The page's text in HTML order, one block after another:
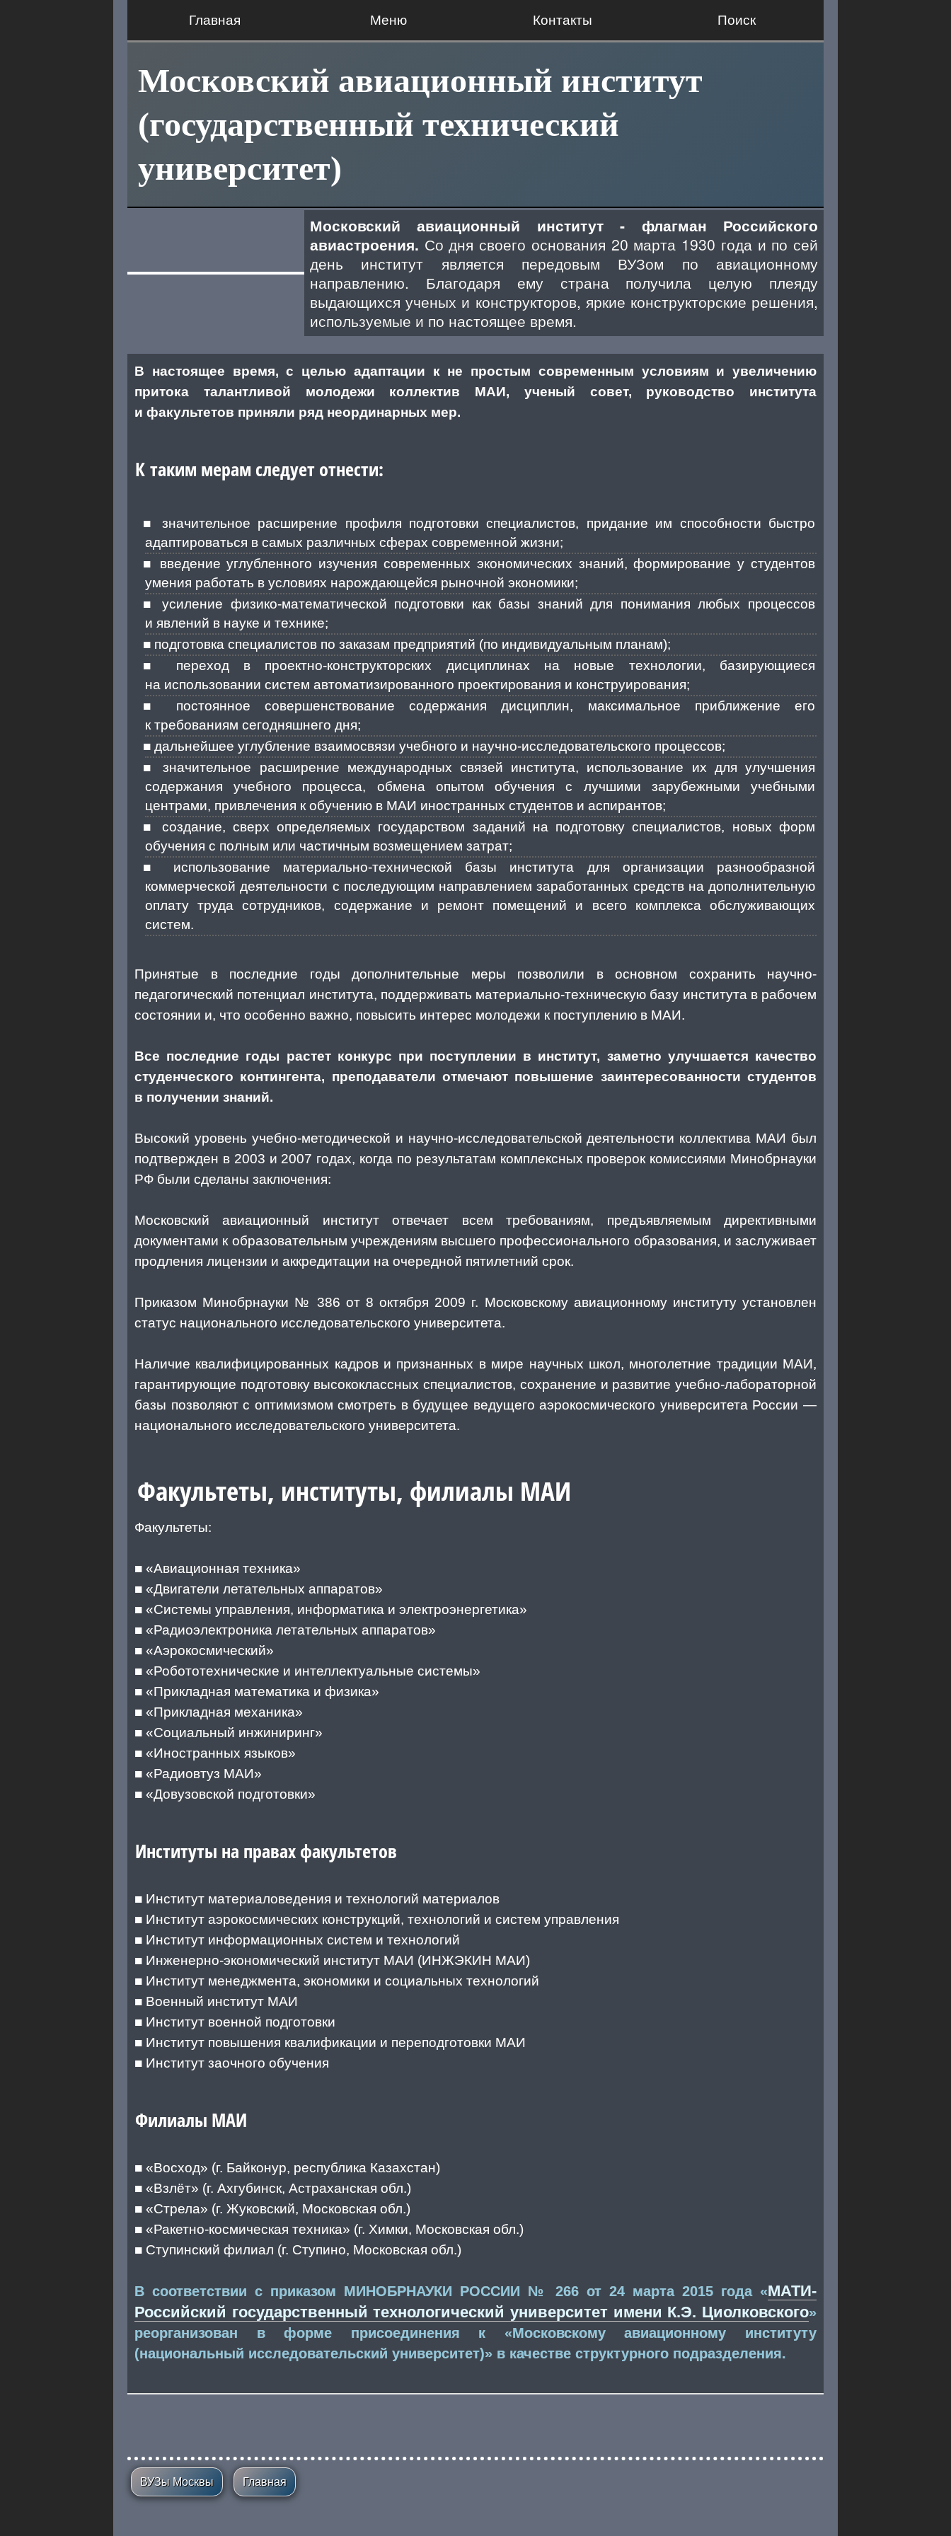
Главная Меню Контакты Поиск
Московский авиационный институт
(государственный технический
университет)
Московский авиационный институт - флагман Российского
авиастроения. Со дня своего основания 20 марта 1930 года и по сей
день институт является передовым ВУЗом по авиационному
направлению. Благодаря ему страна получила целую плеяду
выдающихся ученых и конструкторов, яркие конструкторские решения,
используемые и по настоящее время.
В настоящее время, с целью адаптации к не простым современным условиям и увеличению
притока талантливой молодежи коллектив МАИ, ученый совет, руководство института
и факультетов приняли ряд неординарных мер.
К таким мерам следует отнести:
значительное расширение профиля подготовки специалистов, придание им способности быстро
адаптироваться в самых различных сферах современной жизни;
введение углубленного изучения современных экономических знаний, формирование у студентов
умения работать в условиях нарождающейся рыночной экономики;
усиление физико-математической подготовки как базы знаний для понимания любых процессов
и явлений в науке и технике;
подготовка специалистов по заказам предприятий (по индивидуальным планам);
переход в проектно-конструкторских дисциплинах на новые технологии, базирующиеся
на использовании систем автоматизированного проектирования и конструирования;
постоянное совершенствование содержания дисциплин, максимальное приближение его
к требованиям сегодняшнего дня;
дальнейшее углубление взаимосвязи учебного и научно-исследовательского процессов;
значительное расширение международных связей института, использование их для улучшения
содержания учебного процесса, обмена опытом обучения с лучшими зарубежными учебными
центрами, привлечения к обучению в МАИ иностранных студентов и аспирантов;
создание, сверх определяемых государством заданий на подготовку специалистов, новых форм
обучения с полным или частичным возмещением затрат;
использование материально-технической базы института для организации разнообразной
коммерческой деятельности с последующим направлением заработанных средств на дополнительную
оплату труда сотрудников, содержание и ремонт помещений и всего комплекса обслуживающих
систем.
Принятые в последние годы дополнительные меры позволили в основном сохранить научно-
педагогический потенциал института, поддерживать материально-техническую базу института в рабочем
состоянии и, что особенно важно, повысить интерес молодежи к поступлению в МАИ.
Все последние годы растет конкурс при поступлении в институт, заметно улучшается качество
студенческого контингента, преподаватели отмечают повышение заинтересованности студентов
в получении знаний.
Высокий уровень учебно-методической и научно-исследовательской деятельности коллектива МАИ был
подтвержден в 2003 и 2007 годах, когда по результатам комплексных проверок комиссиями Минобрнауки
РФ были сделаны заключения:
Московский авиационный институт отвечает всем требованиям, предъявляемым директивными
документами к образовательным учреждениям высшего профессионального образования, и заслуживает
продления лицензии и аккредитации на очередной пятилетний срок.
Приказом Минобрнауки № 386 от 8 октября 2009 г. Московскому авиационному институту установлен
статус национального исследовательского университета.
Наличие квалифицированных кадров и признанных в мире научных школ, многолетние традиции МАИ,
гарантирующие подготовку высококлассных специалистов, сохранение и развитие учебно-лабораторной
базы позволяют с оптимизмом смотреть в будущее ведущего аэрокосмического университета России —
национального исследовательского университета.
Факультеты, институты, филиалы МАИ
Факультеты:
■ «Авиационная техника»
■ «Двигатели летательных аппаратов»
■ «Системы управления, информатика и электроэнергетика»
■ «Радиоэлектроника летательных аппаратов»
■ «Аэрокосмический»
■ «Робототехнические и интеллектуальные системы»
■ «Прикладная математика и физика»
■ «Прикладная механика»
■ «Социальный инжиниринг»
■ «Иностранных языков»
■ «Радиовтуз МАИ»
■ «Довузовской подготовки»
Институты на правах факультетов
■ Институт материаловедения и технологий материалов
■ Институт аэрокосмических конструкций, технологий и систем управления
■ Институт информационных систем и технологий
■ Инженерно-экономический институт МАИ (ИНЖЭКИН МАИ)
■ Институт менеджмента, экономики и социальных технологий
■ Военный институт МАИ
■ Институт военной подготовки
■ Институт повышения квалификации и переподготовки МАИ
■ Институт заочного обучения
Филиалы МАИ
■ «Восход» (г. Байконур, республика Казахстан)
■ «Взлёт» (г. Ахгубинск, Астраханская обл.)
■ «Стрела» (г. Жуковский, Московская обл.)
■ «Ракетно-космическая техника» (г. Химки, Московская обл.)
■ Ступинский филиал (г. Ступино, Московская обл.)
В соответствии с приказом МИНОБРНАУКИ РОССИИ № 266 от 24 марта 2015 года «МАТИ-
Российский государственный технологический университет имени К.Э. Циолковского»
реорганизован в форме присоединения к «Московскому авиационному институту
(национальный исследовательский университет)» в качестве структурного подразделения.
ВУЗы Москвы Главная